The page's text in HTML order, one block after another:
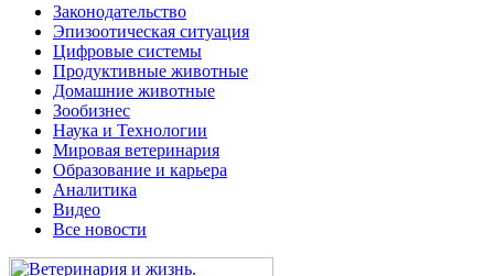
Законодательство
Эпизоотическая ситуация
Цифровые системы
Продуктивные животные
Домашние животные
Зообизнес
Наука и Технологии
Мировая ветеринария
Образование и карьера
Аналитика
Видео
Все новости